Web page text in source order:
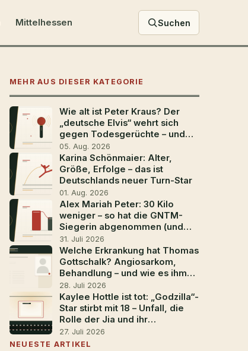
Mittelhessen Suchen
MEHR AUS DIESER KATEGORIE
Wie alt ist Peter Kraus? Der
„deutsche Elvis“ wehrt sich
gegen Todesgerüchte – und
geht mit 88 noch einmal auf
Tour
05. Aug. 2026
Karina Schönmaier: Alter,
Größe, Erfolge – das ist
Deutschlands neuer Turn-Star
01. Aug. 2026
Alex Mariah Peter: 30 Kilo
weniger – so hat die GNTM-
Siegerin abgenommen (und
wer sie ist)
31. Juli 2026
Welche Erkrankung hat Thomas
Gottschalk? Angiosarkom,
Behandlung – und wie es ihm
heute geht
28. Juli 2026
Kaylee Hottle ist tot: „Godzilla“-
Star stirbt mit 18 – Unfall, die
Rolle der Jia und ihr
Vermächtnis
27. Juli 2026
NEUESTE ARTIKEL